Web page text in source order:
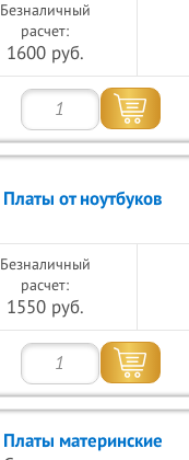
Безналичный
расчет:
1600 руб.
Платы от ноутбуков
Безналичный
расчет:
1550 руб.
Платы материнские